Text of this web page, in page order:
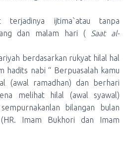
terjadinya ijtima`atau tanpa
dan malam hari (
Saat al-
berdasarkan rukyat hilal hal
hadits nabi “ Berpuasalah kamu
(awal ramadhan) dan berhari
melihat hilal (awal syawal)
bilangan bulan
Imam Bukhori dan Imam